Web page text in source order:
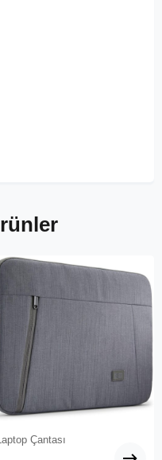
Laptop Çantası